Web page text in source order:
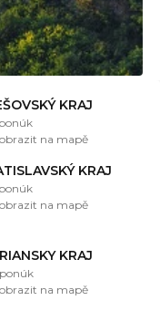
KRAJ
ponúk
na mapě
KRAJ
na mapě
KRAJ
na mapě